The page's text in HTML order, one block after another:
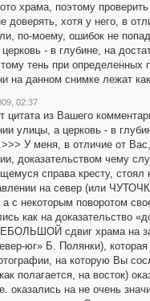
храма, поэтому
хотя у него, в
по-моему, ошибок не
- в глубине, на
тень при
на данном снимке лежат
02:37
цитата из Вашего
улицы, а церковь - в
У меня, в отличие от
доказательством чему
справа кресту,
на север (или
а с некоторым поворотом
как на доказательство
сдвиг храма на
юг» Б. Полянки),
на которую Вы
полагается, на восток)
оказались на не очень